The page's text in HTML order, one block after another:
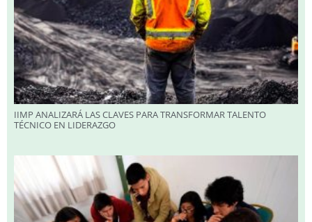
IIMP ANALIZARÁ LAS CLAVES PARA TRANSFORMAR TALENTO
TÉCNICO EN LIDERAZGO